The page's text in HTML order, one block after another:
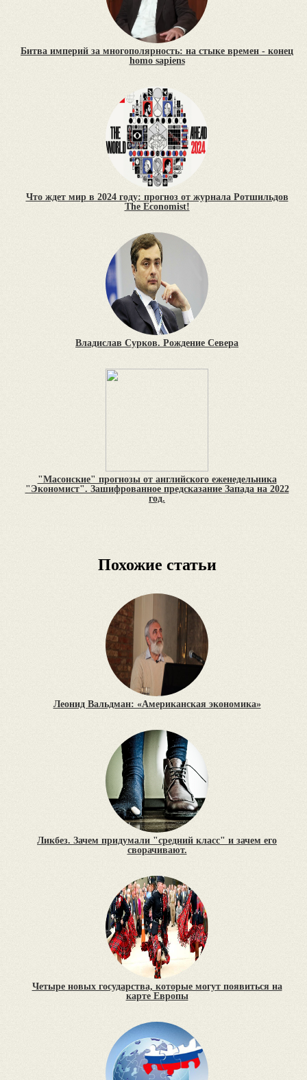
Битва империй за многополярность: на стыке времен - конец
homo sapiens
Что ждет мир в 2024 году: прогноз от журнала Ротшильдов
The Economist!
Владислав Сурков. Рождение Севера
"Масонские" прогнозы от английского еженедельника
"Экономист". Зашифрованное предсказание Запада на 2022
год.
Похожие статьи
Леонид Вальдман: «Американская экономика»
Ликбез. Зачем придумали "средний класс" и зачем его
сворачивают.
Четыре новых государства, которые могут появиться на
карте Европы